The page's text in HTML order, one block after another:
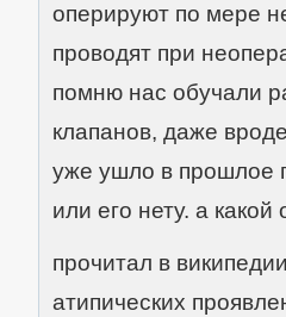
оперируют по мере
проводят при
помню нас обучали
клапанов, даже
уже ушло в прошлое
или его нету. а
прочитал в
атипических